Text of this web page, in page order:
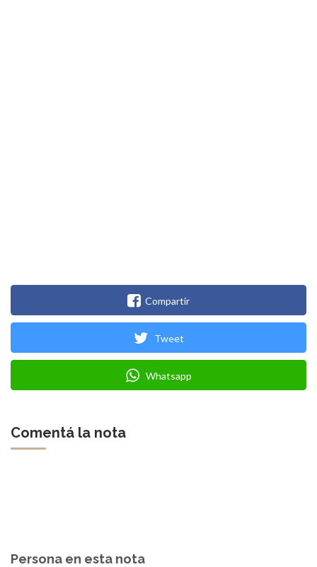
Compartir
Tweet
Whatsapp
Comentá la nota
Persona en esta nota